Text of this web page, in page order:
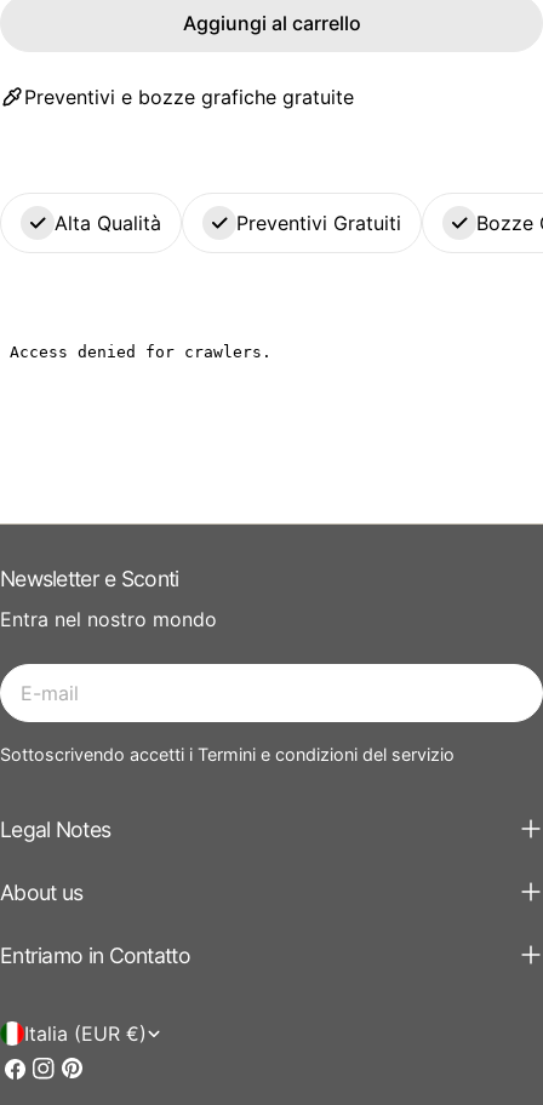
Aggiungi al carrello
Preventivi e bozze grafiche gratuite
Alta Qualità Preventivi Gratuiti Bozze
Legal Notes
About us
Entriamo in Contatto
Newsletter e Sconti
Entra nel nostro mondo
E-
mail
Sottoscrivendo accetti i Termini e condizioni del servizio
P
a
Italia (EUR €)
Facebook
Instagram
Pinterest